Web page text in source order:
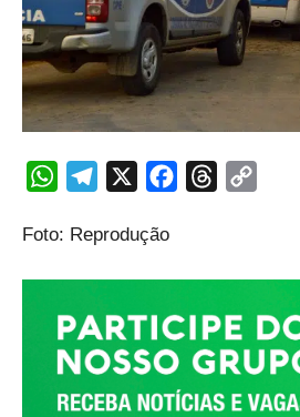
WhatsAppTelegram FacebookThreads
Foto: Reprodução